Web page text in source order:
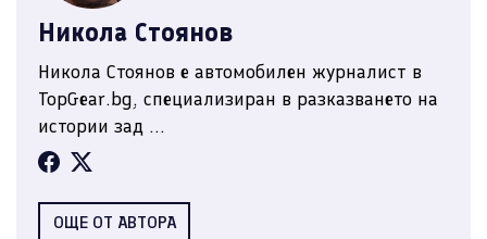
Никола Стоянов
Никола Стоянов е автомобилен журналист в
TopGear.bg, специализиран в разказването на
истории зад ...
ОЩЕ ОТ АВТОРА